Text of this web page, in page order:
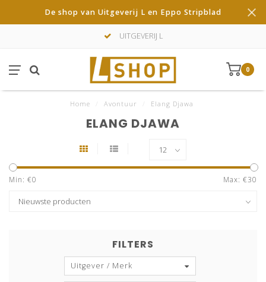
De shop van Uitgeverij L en Eppo Stripblad
UITGEVERIJ L
0
Home Avontuur Elang Djawa
ELANG DJAWA
Min: €0 Max: €30
FILTERS
Uitgever / Merk